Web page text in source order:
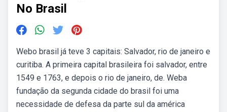
No Brasil
Webo brasil já teve 3 capitais: Salvador, rio de janeiro e
curitiba. A primeira capital brasileira foi salvador, entre
1549 e 1763, e depois o rio de janeiro, de. Weba
fundação da segunda cidade do brasil foi uma
necessidade de defesa da parte sul da américa